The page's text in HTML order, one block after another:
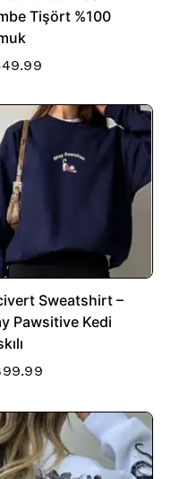
Tişört %100
Sweatshirt –
Pawsitive Kedi